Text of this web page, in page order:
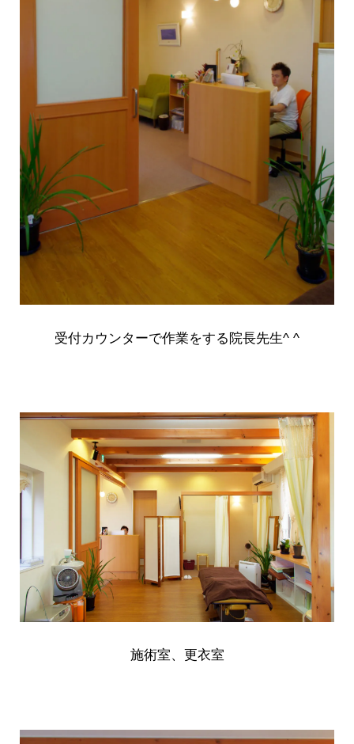
受付カウンターで作業をする院長先生^ ^
施術室、更衣室